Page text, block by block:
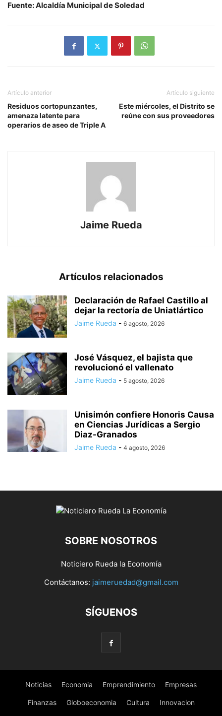
Fuente: Alcaldía Municipal de Soledad
Artículo anterior
Residuos cortopunzantes,
amenaza latente para
operarios de aseo de Triple A
Artículo siguiente
Este miércoles, el Distrito se
reúne con sus proveedores
Jaime Rueda
Artículos relacionados
Declaración de Rafael Castillo al
dejar la rectoría de Uniatlártico
Jaime Rueda - 6 agosto, 2026
José Vásquez, el bajista que
revolucionó el vallenato
Jaime Rueda - 5 agosto, 2026
Unisimón confiere Honoris Causa
en Ciencias Jurídicas a Sergio
Diaz-Granados
Jaime Rueda - 4 agosto, 2026
SOBRE NOSOTROS
Noticiero Rueda la Economía
Contáctanos: jaimeruedad@gmail.com
SÍGUENOS
Noticias Economia Emprendimiento Empresas
Finanzas Globoeconomia Cultura Innovacion